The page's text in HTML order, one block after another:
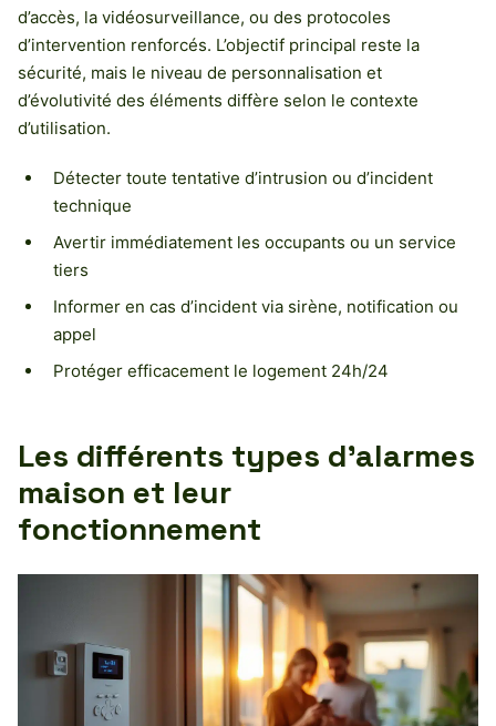
d’accès, la vidéosurveillance, ou des protocoles
d’intervention renforcés. L’objectif principal reste la
sécurité, mais le niveau de personnalisation et
d’évolutivité des éléments diffère selon le contexte
d’utilisation.
Détecter toute tentative d’intrusion ou d’incident
technique
Avertir immédiatement les occupants ou un service
tiers
Informer en cas d’incident via sirène, notification ou
appel
Protéger efficacement le logement 24h/24
Les différents types d’alarmes
maison et leur
fonctionnement